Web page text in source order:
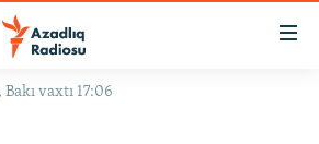
vaxtı 17:06